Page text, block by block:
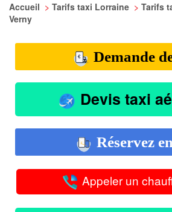
Accueil > Tarifs taxi Lorraine > Tarifs
Verny
Demande
Devis taxi
Réservez
Appeler un